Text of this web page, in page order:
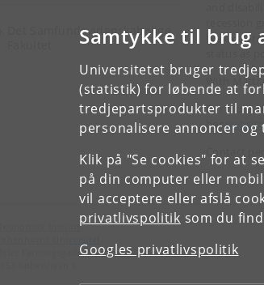
Samtykke til brug
Universitetet bruger
(statistik) for løbende at
tredjepartsprodukter til
personalisere annoncer
Klik på "Se cookies" for at
på din computer eller
vil acceptere eller afslå
privatlivspolitik som du
Googles privatlivspolitik
Det Samfundsvidenskabelige
We
status as
With
For more
her website
Contact
Økonomisk Institut
Øster Farimagsgade 5, bygning 26